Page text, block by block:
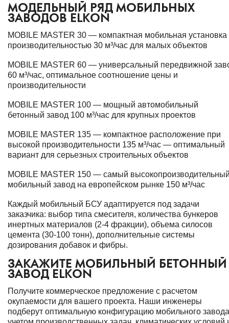
МОДЕЛЬНЫЙ РЯД МОБИЛЬНЫХ
ЗАВОДОВ ELKON
MOBILE MASTER 30 — компактная мобильная установка
производительностью 30 м³/час для малых объектов
MOBILE MASTER 60 — универсальный передвижной
60 м³/час, оптимальное соотношение цены и
производительности
MOBILE MASTER 100 — мощный автомобильный
бетонный завод 100 м³/час для крупных проектов
MOBILE MASTER 135 — компактное расположение при
высокой производительности 135 м³/час — оптимальный
вариант для серьезных строительных объектов
MOBILE MASTER 150 — самый
мобильный завод на европейском рынке 150 м³/час
Каждый мобильный БСУ адаптируется под задачи
заказчика: выбор типа смесителя, количества бункеров
инертных материалов (2-4 фракции), объема силосов
цемента (30-100 тонн), дополнительные системы
дозирования добавок и фибры.
ЗАКАЖИТЕ МОБИЛЬНЫЙ БЕТОННЫЙ
ЗАВОД ELKON
Получите коммерческое предложение с расчетом
окупаемости для вашего проекта. Наши инженеры
подберут оптимальную конфигурацию мобильного